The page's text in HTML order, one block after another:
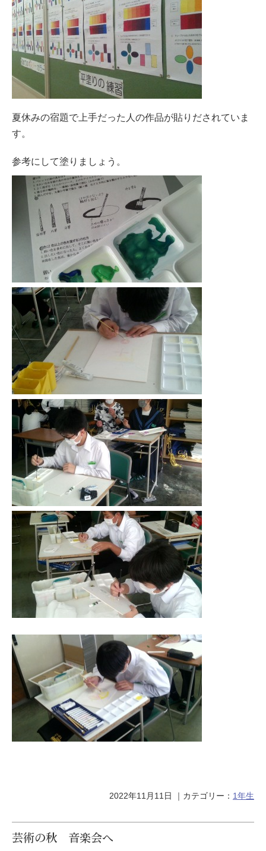
夏休みの宿題で上手だった人の作品が貼りだされていま
す。
参考にして塗りましょう。
2022年11月11日 ｜カテゴリー： 1年生
芸術の秋 音楽会へ